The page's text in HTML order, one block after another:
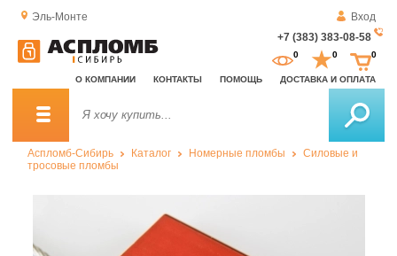
Эль-Монте
Вход
+7 (383) 383-08-58
О КОМПАНИИ КОНТАКТЫ ПОМОЩЬ ДОСТАВКА И ОПЛАТА
0 0 0
Аспломб-Сибирь Каталог Номерные пломбы
Силовые и
тросовые пломбы